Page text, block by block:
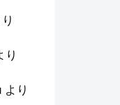
り
より